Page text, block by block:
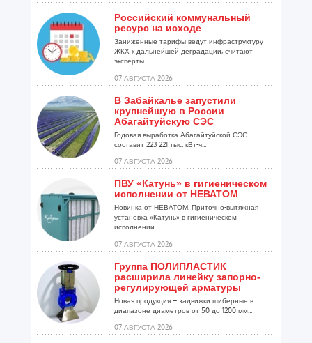
Российский коммунальный
ресурс на исходе
Заниженные тарифы ведут инфраструктуру
ЖКХ к дальнейшей деградации, считают
эксперты...
07 АВГУСТА 2026
В Забайкалье запустили
крупнейшую в России
Абагайтуйскую СЭС
Годовая выработка Абагайтуйской СЭС
составит 223 221 тыс. кВт-ч...
07 АВГУСТА 2026
ПВУ «Катунь» в гигиеническом
исполнении от НЕВАТОМ
Новинка от НЕВАТОМ: Приточно-вытяжная
установка «Катунь» в гигиеническом
исполнении...
07 АВГУСТА 2026
Группа ПОЛИПЛАСТИК
расширила линейку запорно-
регулирующей арматуры
Новая продукция – задвижки шиберные в
диапазоне диаметров от 50 до 1200 мм...
07 АВГУСТА 2026